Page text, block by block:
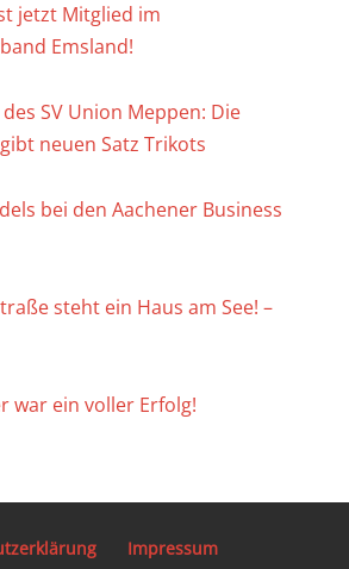
jetzt Mitglied im
Emsland!
SV Union Meppen: Die
neuen Satz Trikots
bei den Aachener Business
steht ein Haus am See! –
war ein voller Erfolg!
Impressum